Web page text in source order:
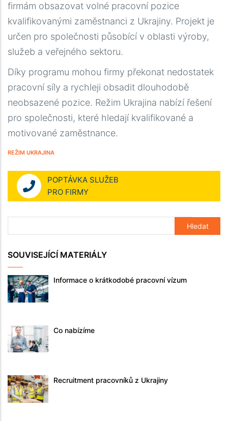
firmám obsazovat volné pracovní pozice
kvalifikovanými zaměstnanci z Ukrajiny. Projekt je
určen pro společnosti působící v oblasti výroby,
služeb a veřejného sektoru.
Díky programu mohou firmy překonat nedostatek
pracovní síly a rychleji obsadit dlouhodobě
neobsazené pozice. Režim Ukrajina nabízí řešení
pro společnosti, které hledají kvalifikované a
motivované zaměstnance.
REŽIM UKRAJINA
POPTÁVKA SLUŽEB
PRO FIRMY
SOUVISEJÍCÍ MATERIÁLY
Informace o krátkodobé pracovní vízum
Co nabízíme
Recruitment pracovníků z Ukrajiny